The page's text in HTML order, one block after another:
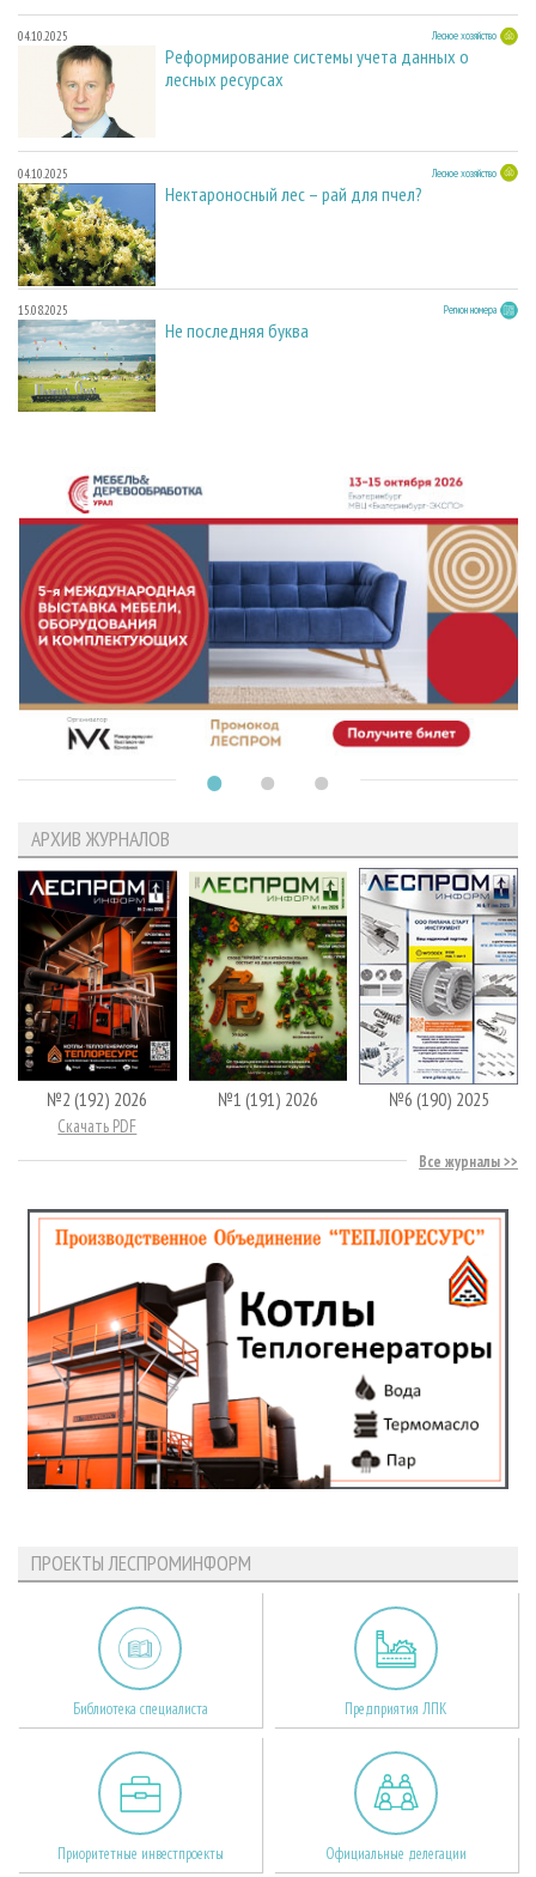
04.10.2025 Лесное хозяйство
Реформирование системы учета данных о
лесных ресурсах
04.10.2025 Лесное хозяйство
Нектароносный лес – рай для пчел?
15.08.2025 Регион номера
Не последняя буква
АРХИВ ЖУРНАЛОВ
№2 (192) 2026
Скачать PDF
№1 (191) 2026 №6 (190) 2025
Все журналы
ПРОЕКТЫ ЛЕСПРОМИНФОРМ
Библиотека специалиста Предприятия ЛПК
Приоритетные инвестпроекты Официальные делегации